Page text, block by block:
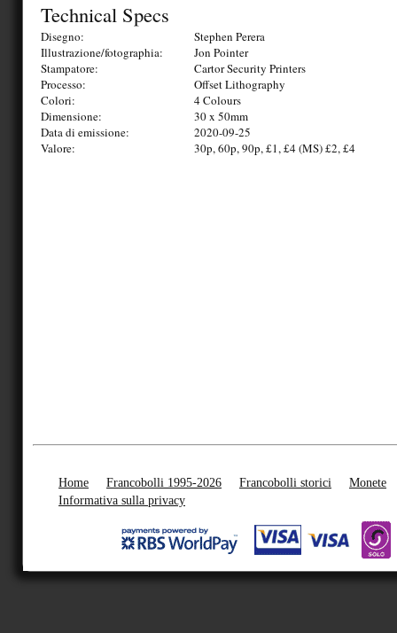
Technical Specs
Disegno:
Stephen Perera
Illustrazione/fotographia:
Jon Pointer
Stampatore:
Cartor Security Printers
Processo:
Offset Lithography
Colori:
4 Colours
Dimensione:
30 x 50mm
Data di emissione:
2020-09-25
Valore:
30p, 60p, 90p, £1, £4 (MS) £2, £4
Home Francobolli 1995-2026 Francobolli storici
Monete
Informativa sulla privacy